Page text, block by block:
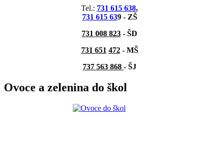
Tel.: 731 615 638,
731 615 639 - ZŠ
731 008 823 - ŠD
731 651 472- MŠ
737 563 868 - ŠJ
Ovoce a zelenina do škol